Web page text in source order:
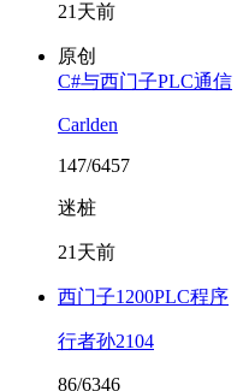
21天前
原创
C#与西门子PLC通信
Carlden
147/6457
迷桩
21天前
西门子1200PLC程序
行者孙2104
86/6346